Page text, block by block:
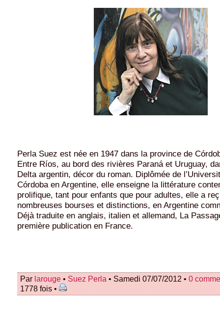
Perla Suez est née en 1947 dans la province de
Entre Ríos, au bord des rivières Paraná et Uruguay,
Delta argentin, décor du roman. Diplômée de
Córdoba en Argentine, elle enseigne la littérature
prolifique, tant pour enfants que pour adultes, elle a
nombreuses bourses et distinctions, en Argentine
Déjà traduite en anglais, italien et allemand, La
première publication en France.
Par larouge • Suez Perla • Samedi 07/07/2012 • 0
1778 fois •